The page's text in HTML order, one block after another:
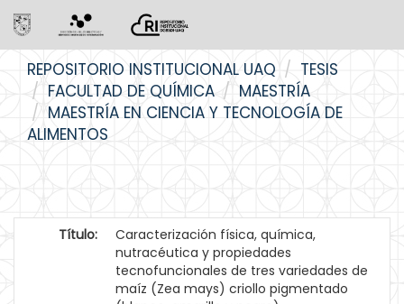
navigation
REPOSITORIO INSTITUCIONAL UAQ
TESIS
FACULTAD DE QUÍMICA
MAESTRÍA
MAESTRÍA EN CIENCIA Y TECNOLOGÍA DE
ALIMENTOS
Título:
Caracterización física, química,
nutracéutica y propiedades
tecnofuncionales de tres variedades de
maíz (Zea mays) criollo pigmentado